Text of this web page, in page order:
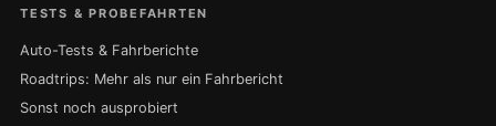
TESTS & PROBEFAHRTEN
Auto-Tests & Fahrberichte
Roadtrips: Mehr als nur ein Fahrbericht
Sonst noch ausprobiert